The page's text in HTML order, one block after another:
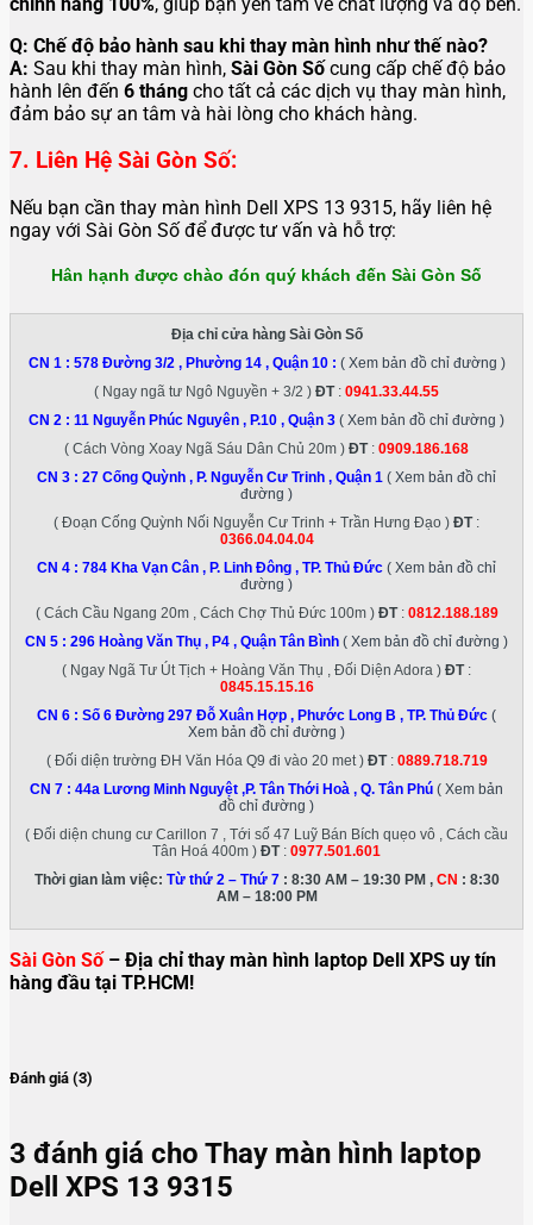
Q: Chế độ bảo hành sau khi thay màn hình như thế nào?
A: Sau khi thay màn hình, Sài Gòn Số cung cấp chế độ bảo
hành lên đến 6 tháng cho tất cả các dịch vụ thay màn hình,
đảm bảo sự an tâm và hài lòng cho khách hàng.
7. Liên Hệ Sài Gòn Số:
Nếu bạn cần thay màn hình Dell XPS 13 9315, hãy liên hệ
ngay với Sài Gòn Số để được tư vấn và hỗ trợ:
Hân hạnh được chào đón quý khách đến Sài Gòn Số
Địa chỉ cửa hàng Sài Gòn Số
CN 1 : 578 Đường 3/2 , Phường 14 , Quận 10: ( Xem bản đồ chỉ đường )
( Ngay ngã tư Ngô Nguyền + 3/2 ) ĐT: 0941.33.44.55
CN 2 : 11 Nguyễn Phúc Nguyên , P.10 , Quận 3 ( Xem bản đồ chỉ đường )
( Cách Vòng Xoay Ngã Sáu Dân Chủ 20m ) ĐT: 0909.186.168
CN 3 : 27 Cống Quỳnh , P. Nguyễn Cư Trinh , Quận 1 ( Xem bản đồ chỉ
đường )
( Đoạn Cống Quỳnh Nối Nguyễn Cư Trinh + Trần Hưng Đạo ) ĐT:
0366.04.04.04
CN 4 : 784 Kha Vạn Cân , P. Linh Đông , TP. Thủ Đức ( Xem bản đồ chỉ
đường )
( Cách Cầu Ngang 20m , Cách Chợ Thủ Đức 100m ) ĐT: 0812.188.189
CN 5 : 296 Hoàng Văn Thụ , P4 , Quận Tân Bình ( Xem bản đồ chỉ đường )
( Ngay Ngã Tư Út Tịch + Hoàng Văn Thụ , Đối Diện Adora ) ĐT:
0845.15.15.16
CN 6 : Số 6 Đường 297 Đỗ Xuân Hợp , Phước Long B , TP. Thủ Đức (
Xem bản đồ chỉ đường )
( Đối diện trường ĐH Văn Hóa Q9 đi vào 20 met ) ĐT: 0889.718.719
CN 7 : 44a Lương Minh Nguyệt ,P. Tân Thới Hoà , Q. Tân Phú ( Xem bản
đồ chỉ đường )
( Đối diện chung cư Carillon 7 , Tới số 47 Luỹ Bán Bích quẹo vô , Cách cầu
Tân Hoá 400m ) ĐT: 0977.501.601
Thời gian làm việc: Từ thứ 2 – Thứ 7: 8:30 AM – 19:30 PM , CN : 8:30
AM – 18:00 PM
Sài Gòn Số– Địa chỉ thay màn hình laptop Dell XPS uy tín
hàng đầu tại TP.HCM!
Đánh giá (3)
3 đánh giá cho Thay màn hình laptop
Dell XPS 13 9315